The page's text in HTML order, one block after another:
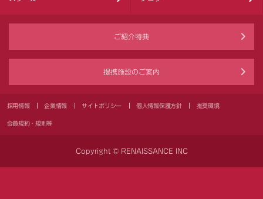
ご紹介特典
提携施設のご案内
採用情報 企業情報 サイトポリシー 個人情報保護方針 推奨環境
会員規約・規則等
Copyright © RENAISSANCE INC